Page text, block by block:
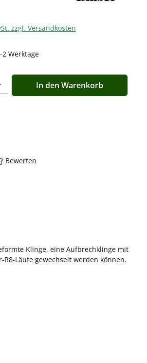
zzgl. Versandkosten
Werktage
Gib den gewünschten Wert ein oder
In den Warenkorb
Bewerten
Klinge, eine Aufbrechklinge mit
Läufe gewechselt werden können.